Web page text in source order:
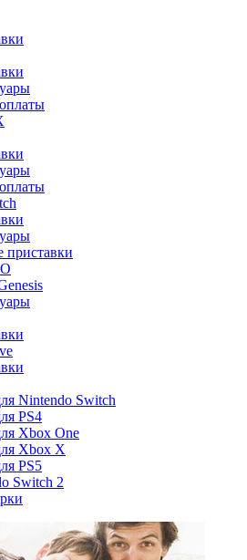
приставки
Nintendo Switch
PS4
Xbox One
Xbox X
PS5
Switch 2